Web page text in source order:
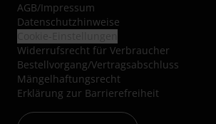
AGB/Impressum
Datenschutzhinweise
Widerrufsrecht für Verbraucher
Bestellvorgang/Vertragsabschluss
Mängelhaftungsrecht
Erklärung zur Barrierefreiheit